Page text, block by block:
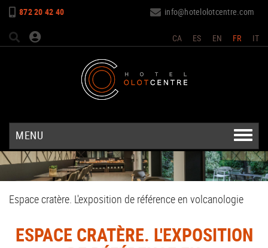
872 20 42 40 info@hotelolotcentre.com
CA ES EN FR IT
MENU
Espace cratère. L'exposition de référence en volcanologie
ESPACE CRATÈRE. L'EXPOSITION